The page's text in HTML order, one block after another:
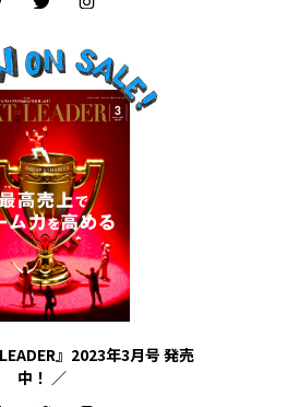
』2023年3月号 発売
中！ ／